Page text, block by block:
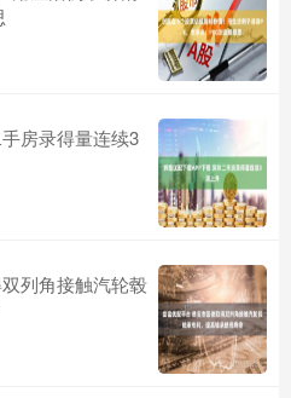
房录得量连续3
列角接触汽轮毂